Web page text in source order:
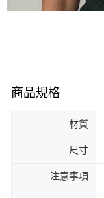
商品規格
材質
尺寸
注意事項